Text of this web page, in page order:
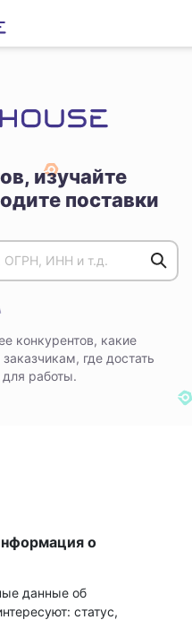
изучайте
поставки
конкурентов, какие
где достать
работы.
о
данные об
статус,